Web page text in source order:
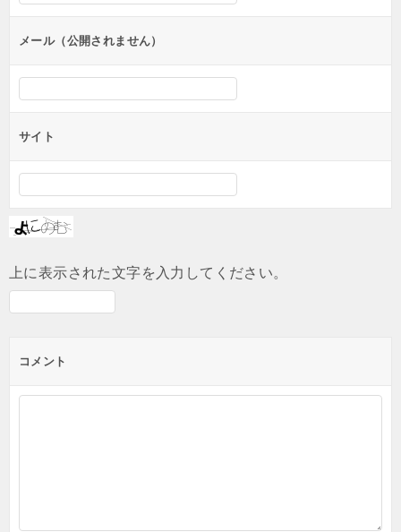
ョ
ンメール（公開されません）
サイト
上に表示された文字を入力してください。
コメント